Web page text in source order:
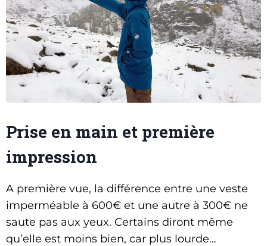
Prise en main et première
impression
A première vue, la différence entre une veste
imperméable à 600€ et une autre à 300€ ne
saute pas aux yeux. Certains diront même
qu’elle est moins bien, car plus lourde…